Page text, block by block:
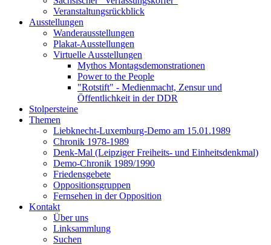
Veranstaltungsrückblick
Ausstellungen
Wanderausstellungen
Plakat-Ausstellungen
Virtuelle Ausstellungen
Mythos Montagsdemonstrationen
Power to the People
"Rotstift" - Medienmacht, Zensur und
Öffentlichkeit in der DDR
Stolpersteine
Themen
Liebknecht-Luxemburg-Demo am 15.01.1989
Chronik 1978-1989
Denk-Mal (Leipziger Freiheits- und Einheitsdenkmal)
Demo-Chronik 1989/1990
Friedensgebete
Oppositionsgruppen
Fernsehen in der Opposition
Kontakt
Über uns
Linksammlung
Suchen